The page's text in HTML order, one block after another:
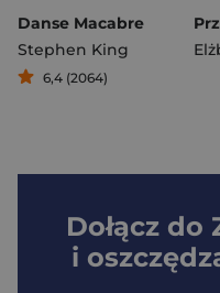
Danse Macabre
Stephen King
6,4 (2064)
Dołącz do
i